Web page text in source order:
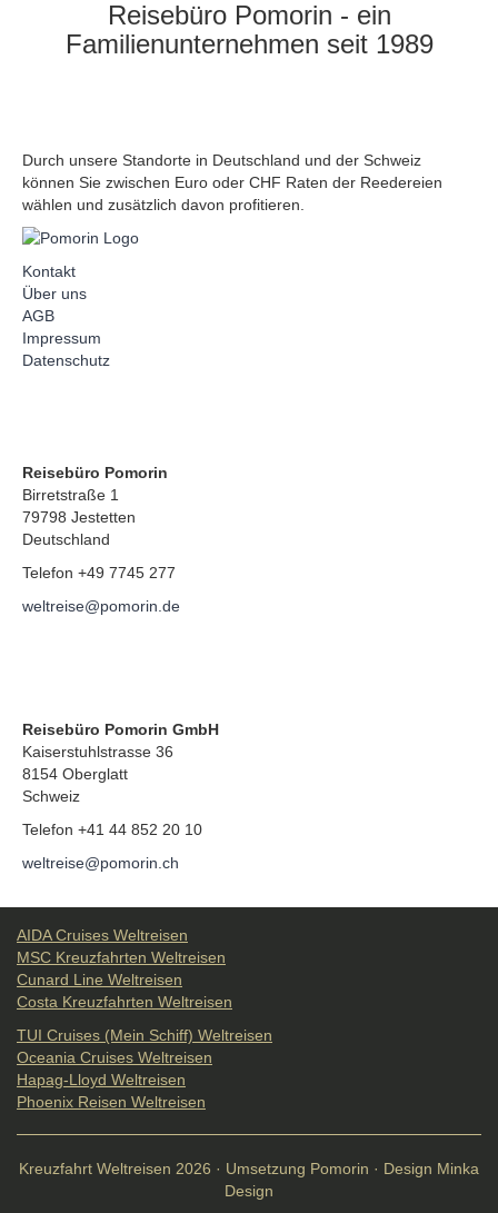
Reisebüro Pomorin - ein
Familienunternehmen seit 1989
Durch unsere Standorte in Deutschland und der Schweiz
können Sie zwischen Euro oder CHF Raten der Reedereien
wählen und zusätzlich davon profitieren.
Kontakt
Über uns
AGB
Impressum
Datenschutz
Reisebüro Pomorin
Birretstraße 1
79798 Jestetten
Deutschland
Telefon +49 7745 277
weltreise@pomorin.de
Reisebüro Pomorin GmbH
Kaiserstuhlstrasse 36
8154 Oberglatt
Schweiz
Telefon +41 44 852 20 10
weltreise@pomorin.ch
AIDA Cruises Weltreisen
MSC Kreuzfahrten Weltreisen
Cunard Line Weltreisen
Costa Kreuzfahrten Weltreisen
TUI Cruises (Mein Schiff) Weltreisen
Oceania Cruises Weltreisen
Hapag-Lloyd Weltreisen
Phoenix Reisen Weltreisen
Kreuzfahrt Weltreisen 2026 · Umsetzung Pomorin · Design Minka
Design